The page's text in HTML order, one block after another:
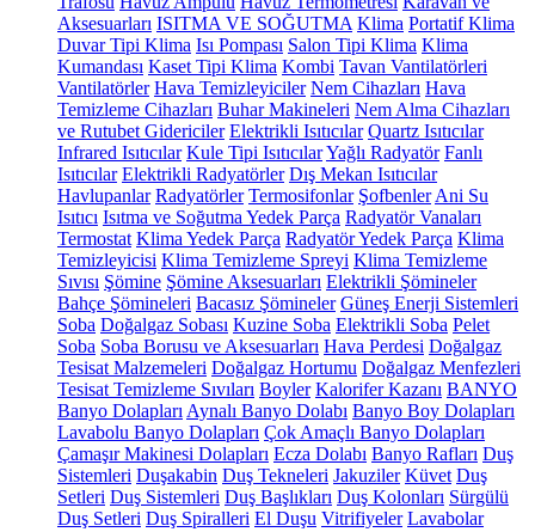
Aksesuarları ISITMA VE SOĞUTMA Klima Portatif Klima
Duvar Tipi Klima Isı Pompası Salon Tipi Klima Klima
Kumandası Kaset Tipi Klima Kombi Tavan Vantilatörleri
Vantilatörler Hava Temizleyiciler Nem Cihazları Hava
Temizleme Cihazları Buhar Makineleri Nem Alma Cihazları
ve Rutubet Gidericiler Elektrikli Isıtıcılar Quartz Isıtıcılar
Infrared Isıtıcılar Kule Tipi IsıtıcılarYağlı Radyatör Fanlı
Isıtıcılar Elektrikli Radyatörler Dış Mekan Isıtıcılar
Havlupanlar Radyatörler Termosifonlar Şofbenler Ani Su
Isıtıcı Isıtma ve Soğutma Yedek Parça Radyatör Vanaları
Termostat Klima Yedek Parça Radyatör Yedek Parça Klima
Temizleyicisi Klima Temizleme Spreyi Klima Temizleme
Sıvısı Şömine Şömine Aksesuarları Elektrikli Şömineler
Bahçe Şömineleri Bacasız Şömineler Güneş Enerji Sistemleri
Soba Doğalgaz Sobası Kuzine Soba Elektrikli Soba Pelet
Soba Soba Borusu ve Aksesuarları Hava Perdesi Doğalgaz
Tesisat Malzemeleri Doğalgaz Hortumu Doğalgaz Menfezleri
Tesisat Temizleme Sıvıları Boyler Kalorifer Kazanı BANYO
Banyo Dolapları Aynalı Banyo Dolabı Banyo Boy Dolapları
Lavabolu Banyo Dolapları Çok Amaçlı Banyo Dolapları
Çamaşır Makinesi Dolapları Ecza Dolabı Banyo Rafları Duş
Sistemleri Duşakabin Duş Tekneleri Jakuziler Küvet Duş
Setleri Duş Sistemleri Duş Başlıkları Duş Kolonları Sürgülü
Duş Setleri Duş Spiralleri El Duşu Vitrifiyeler Lavabolar